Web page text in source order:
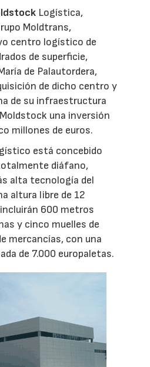
Logística,
Moldtrans,
centro logístico de
de superficie,
de Palautordera,
de dicho centro y
de su infraestructura
una inversión
millones de euros.
está concebido
diáfano,
alta tecnología del
altura libre de 12
600 metros
y cinco muelles de
mercancías, con una
de 7.000 europaletas.